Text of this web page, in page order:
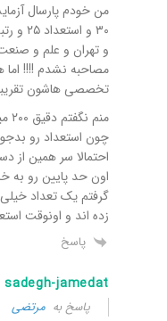
و تهران و علم و
مصاحبه نشدم !!!!
تخصصی هاشون تقریبا ۷۰ به بالا
منم نگفتم دقیق ۲۰۰ میشه امسال این درصدا که. :D
چون استعداد رو
احتمالا سر همین از
اون حد پایین رو به
زده اند و اونوقت
پاسخ
sadegh-jamedat
پاسخ به مرتضی